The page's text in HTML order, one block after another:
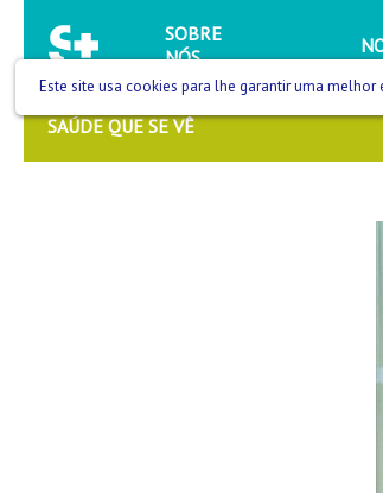
SOBRE
NÓS
SAÚDE QUE SE VÊ
Este site usa cookies para lhe garantir uma melhor